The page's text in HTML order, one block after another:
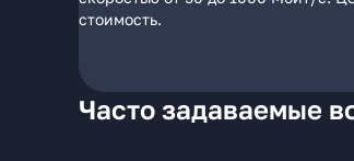
стоимость.
Часто задаваемые